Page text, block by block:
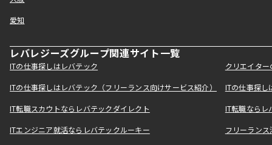
愛知
レバレジーズグループ関連サイト一覧
ITの仕事探しはレバテック クリエイタ
ITの仕事探しはレバテック（フリーランス向けサービス紹介） ITの仕事探
IT転職スカウトならレバテックダイレクト IT転職なら
ITエンジニア就活ならレバテックルーキー フリーラン